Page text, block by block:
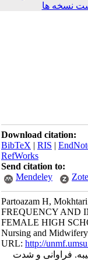
نسخه ها
Download citation:
BibTeX|RIS|
RefWorks
Send citation to:
Mendeley
Partoazam H,
FREQUENCY
FEMALE HIGH
Nursing and
URL:http://
فراوانی و شدت